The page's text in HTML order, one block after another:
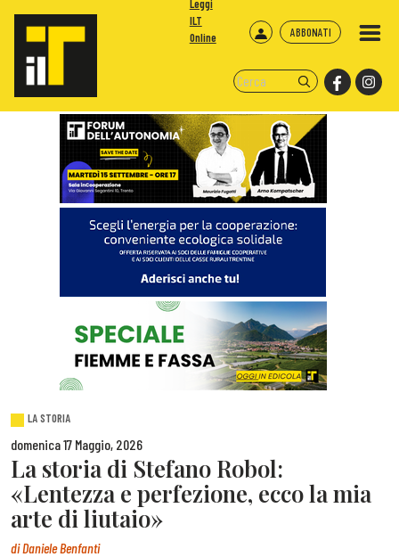
ABBONATI
Leggi
ILT
Online
LA STORIA
domenica 17 Maggio, 2026
La storia di Stefano Robol:
«Lentezza e perfezione, ecco la mia
arte di liutaio»
diDaniele Benfanti